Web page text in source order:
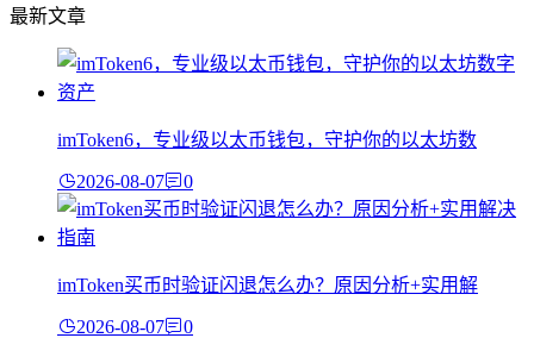
最新文章
imToken6，专业级以太币钱包，守护你的以太坊数
2026-08-07 0
imToken买币时验证闪退怎么办？原因分析+实用解
2026-08-07 0